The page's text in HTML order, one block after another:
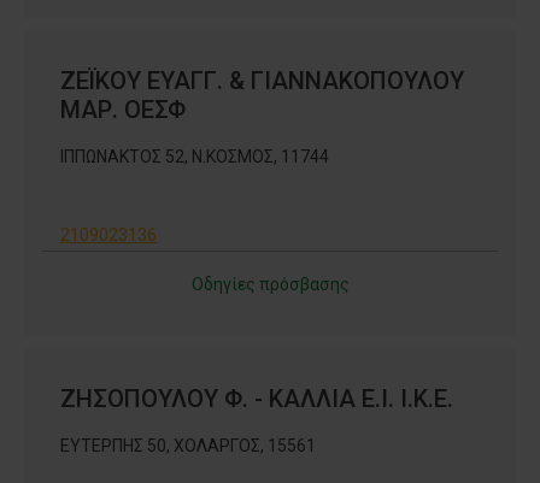
ΖΕΪΚΟΥ ΕΥΑΓΓ. & ΓΙΑΝΝΑΚΟΠΟΥΛΟΥ
ΜΑΡ. ΟΕΣΦ
ΙΠΠΩΝΑΚΤΟΣ 52, Ν.ΚΟΣΜΟΣ, 11744
2109023136
Οδηγίες πρόσβασης
ΖΗΣΟΠΟΥΛΟΥ Φ. - ΚΑΛΛΙΑ Ε.Ι. Ι.Κ.Ε.
ΕΥΤΕΡΠΗΣ 50, ΧΟΛΑΡΓΟΣ, 15561